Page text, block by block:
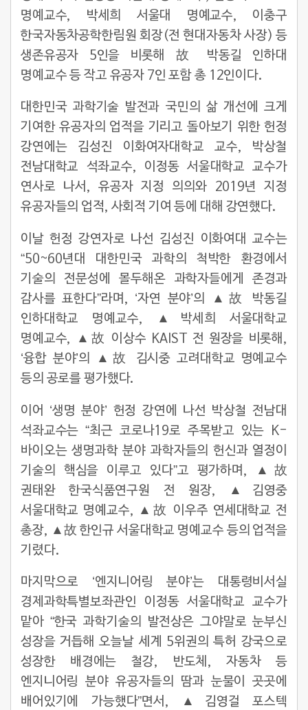
명예교수, 박세희 서울대 명예교수, 이충구
한국자동차공학한림원 회장(전 현대자동차 사장) 등
생존유공자 5인을 비롯해 故 박동길 인하대
명예교수 등 작고 유공자 7인 포함 총 12인이다.
대한민국 과학기술 발전과 국민의 삶 개선에 크게
기여한 유공자의 업적을 기리고 돌아보기 위한 헌정
강연에는 김성진 이화여자대학교 교수, 박상철
전남대학교 석좌교수, 이정동 서울대학교 교수가
연사로 나서, 유공자 지정 의의와 2019년 지정
유공자들의 업적, 사회적 기여 등에 대해 강연했다.
이날 헌정 강연자로 나선 김성진 이화여대 교수는
“50~60년대 대한민국 과학의 척박한 환경에서
기술의 전문성에 몰두해온 과학자들에게 존경과
감사를 표한다”라며, ‘자연 분야’의 ▲故 박동길
인하대학교 명예교수, ▲박세희 서울대학교
명예교수, ▲故 이상수 KAIST 전 원장을 비롯해,
‘융합 분야’의 ▲故 김시중 고려대학교 명예교수
등의 공로를 평가했다.
이어 ‘생명 분야’ 헌정 강연에 나선 박상철 전남대
석좌교수는 “최근 코로나19로 주목받고 있는 K-
바이오는 생명과학 분야 과학자들의 헌신과 열정이
기술의 핵심을 이루고 있다”고 평가하며, ▲故
권태완 한국식품연구원 전 원장, ▲김영중
서울대학교 명예교수, ▲故 이우주 연세대학교 전
총장, ▲故 한인규 서울대학교 명예교수 등의 업적을
기렸다.
마지막으로 ‘엔지니어링 분야’는 대통령비서실
경제과학특별보좌관인 이정동 서울대학교 교수가
맡아 “한국 과학기술의 발전상은 그야말로 눈부신
성장을 거듭해 오늘날 세계 5위권의 특허 강국으로
성장한 배경에는 철강, 반도체, 자동차 등
엔지니어링 분야 유공자들의 땀과 눈물이 곳곳에
배어있기에 가능했다”면서, ▲김영걸 포스텍